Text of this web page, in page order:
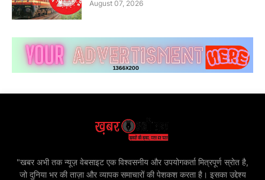
August 07, 2026
"खबर अभी तक न्यूज़ वेबसाइट एक विश्वसनीय और उपयोगकर्ता मित्रपूर्ण स्रोत है,
जो दुनिया भर की ताज़ा और व्यापक समाचारों की पेशकश करता है। इसका उद्देश्य